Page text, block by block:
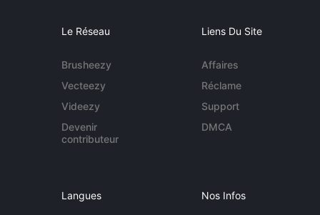
Le Réseau
Brusheezy
Vecteezy
Videezy
Devenir
contributeur
Liens Du Site
Affaires
Réclame
Support
DMCA
Langues Nos Infos